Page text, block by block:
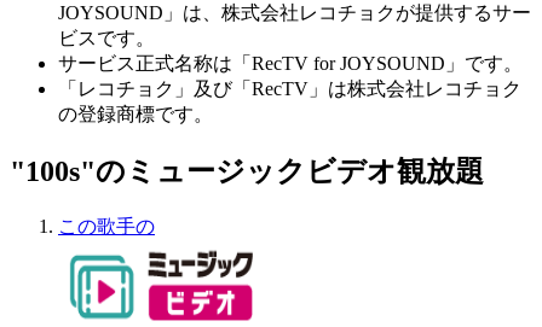
JOYSOUND」は、株式会社レコチョクが提供するサー
ビスです。
サービス正式名称は「RecTV for JOYSOUND」です。
「レコチョク」及び「RecTV」は株式会社レコチョク
の登録商標です。
"100s"のミュージックビデオ観放題
この歌手の